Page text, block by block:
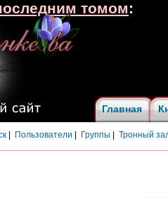
Главная
Пользователи Группы Тронный
томом: